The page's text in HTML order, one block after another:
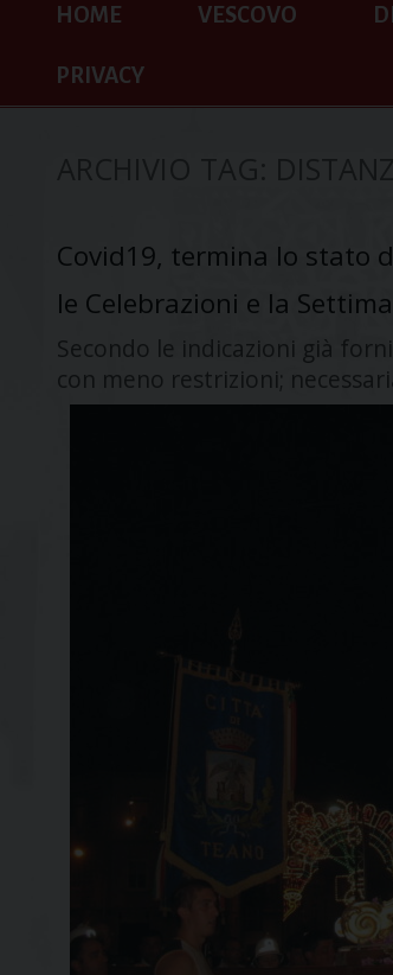
HOME VESCOVO
PRIVACY
Covid19, termina lo stato
le Celebrazioni e la
Secondo le indicazioni già
con meno restrizioni;